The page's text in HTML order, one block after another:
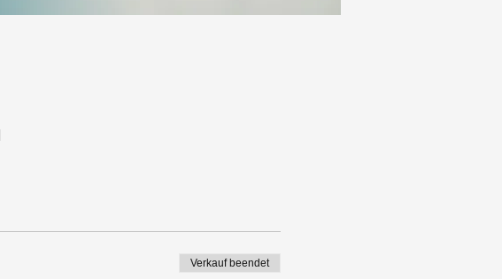
Verkauf beendet